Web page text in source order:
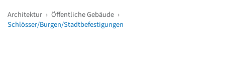
Architektur › Öffentliche Gebäude ›
Schlösser/Burgen/Stadtbefestigungen